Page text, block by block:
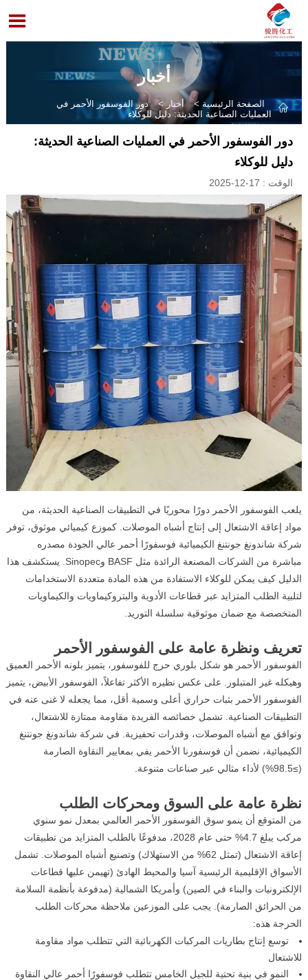

أخبار
 الصفحة الرئيسية> أخبار>
دور الفوسفور الأحمر في
العمليات الصناعية الحديثة: دليل للوكلاء
دور الفوسفور الأحمر في العمليات الصناعية الحديثة:
دليل للوكلاء
الوقت : 17-12-2025
يلعب الفوسفور الأحمر دورًا محوريًا في التطبيقات الصناعية الحديثة، من
مواد إعاقة الاشتعال إلى إنتاج أشباه الموصلات. كموزع كيميائي موثوق، توفر
شركة شاندونغ جونتنغ الكيميائية فوسفورًا أحمر عالي الجودة مصدره
مباشرة من الشركات المصنعة الرائدة مثل BASF وSinopec. يستكشف هذا
الدليل كيف يمكن للوكلاء الاستفادة من هذه المادة متعددة الاستخدامات
لتلبية الطلب المتزايد عبر قطاعات الأدوية والبتروكيماويات والكيماويات
المتخصصة مع ضمان موثوقية سلسلة التوريد.
تعريف ونظرة عامة على الفوسفور الأحمر
الفوسفور الأحمر هو شكل بلوري حرج للفوسفور، يتميز بلونه الأحمر العميق
وهيكله غير المتبلور. على عكس نظيره الأكثر تفاعلاً، الفوسفور الأبيض، يتميز
الفوسفور الأحمر بثبات حراري أعلى وسمية أقل، مما يجعله لا غنى عنه في
التطبيقات الصناعية. تشمل خصائصه الفريدة مقاومة ممتازة للاشتعال،
وتوافق مع أشباه الموصلات، وقدرات تحفيزية. في شركة شاندونغ جونتنغ
الكيميائية، نضمن أن فوسفورنا الأحمر يفي بمعايير النقاوة الصارمة
(≥98.5%) لأداء مثالي عبر صناعات متنوعة.
نظرة عامة على السوق ومحركات الطلب
من المتوقع أن ينمو سوق الفوسفور الأحمر العالمي بمعدل نمو سنوي
مركب يبلغ 4.7% حتى عام 2028، مدفوعًا بالطلب المتزايد من تطبيقات
إعاقة الاشتعال (تمثل 62% من الاستهلاك) وتصنيع أشباه الموصلات. تشمل
الأسواق الإقليمية الرئيسية آسيا والمحيط الهادئ (تهيمن عليها قطاعات
الإلكترونيات والبناء في الصين) وأمريكا الشمالية (مدفوعة بأنظمة السلامة
من الحرائق الصارمة). يجب على الموزعين ملاحظة محركات الطلب
الحرجة هذه:
توسع إنتاج بطاريات المركبات الكهربائية التي تتطلب مواد مقاومة
للاشتعال
النمو في بنية تحتية للجيل الخامس تتطلب فوسفورًا أحمر عالي النقاوة